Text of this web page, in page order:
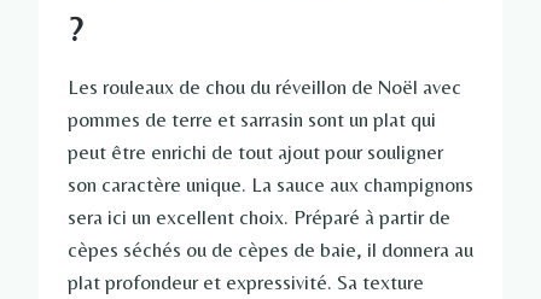
?
Les rouleaux de chou du réveillon de Noël avec
pommes de terre et sarrasin sont un plat qui
peut être enrichi de tout ajout pour souligner
son caractère unique. La sauce aux champignons
sera ici un excellent choix. Préparé à partir de
cèpes séchés ou de cèpes de baie, il donnera au
plat profondeur et expressivité. Sa texture